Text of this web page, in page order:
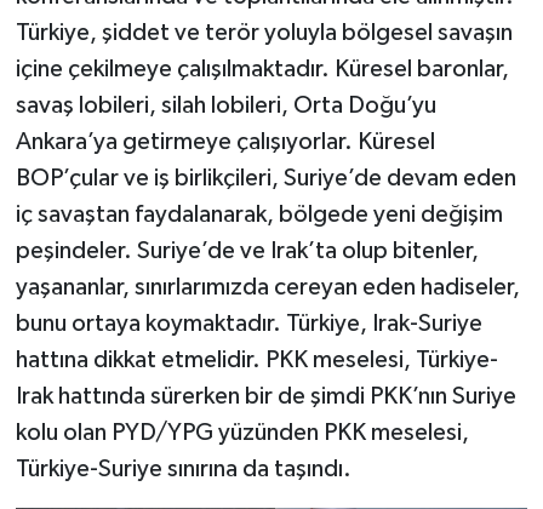
Türkiye, şiddet ve terör yoluyla bölgesel savaşın
içine çekilmeye çalışılmaktadır. Küresel baronlar,
savaş lobileri, silah lobileri, Orta Doğu’yu
Ankara’ya getirmeye çalışıyorlar. Küresel
BOP’çular ve iş birlikçileri, Suriye’de devam eden
iç savaştan faydalanarak, bölgede yeni değişim
peşindeler. Suriye’de ve Irak’ta olup bitenler,
yaşananlar, sınırlarımızda cereyan eden hadiseler,
bunu ortaya koymaktadır. Türkiye, Irak-Suriye
hattına dikkat etmelidir. PKK meselesi, Türkiye-
Irak hattında sürerken bir de şimdi PKK’nın Suriye
kolu olan PYD/YPG yüzünden PKK meselesi,
Türkiye-Suriye sınırına da taşındı.